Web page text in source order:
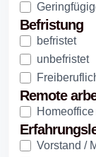
Befristung
befristet
unbefristet
Remote
Vorstand /